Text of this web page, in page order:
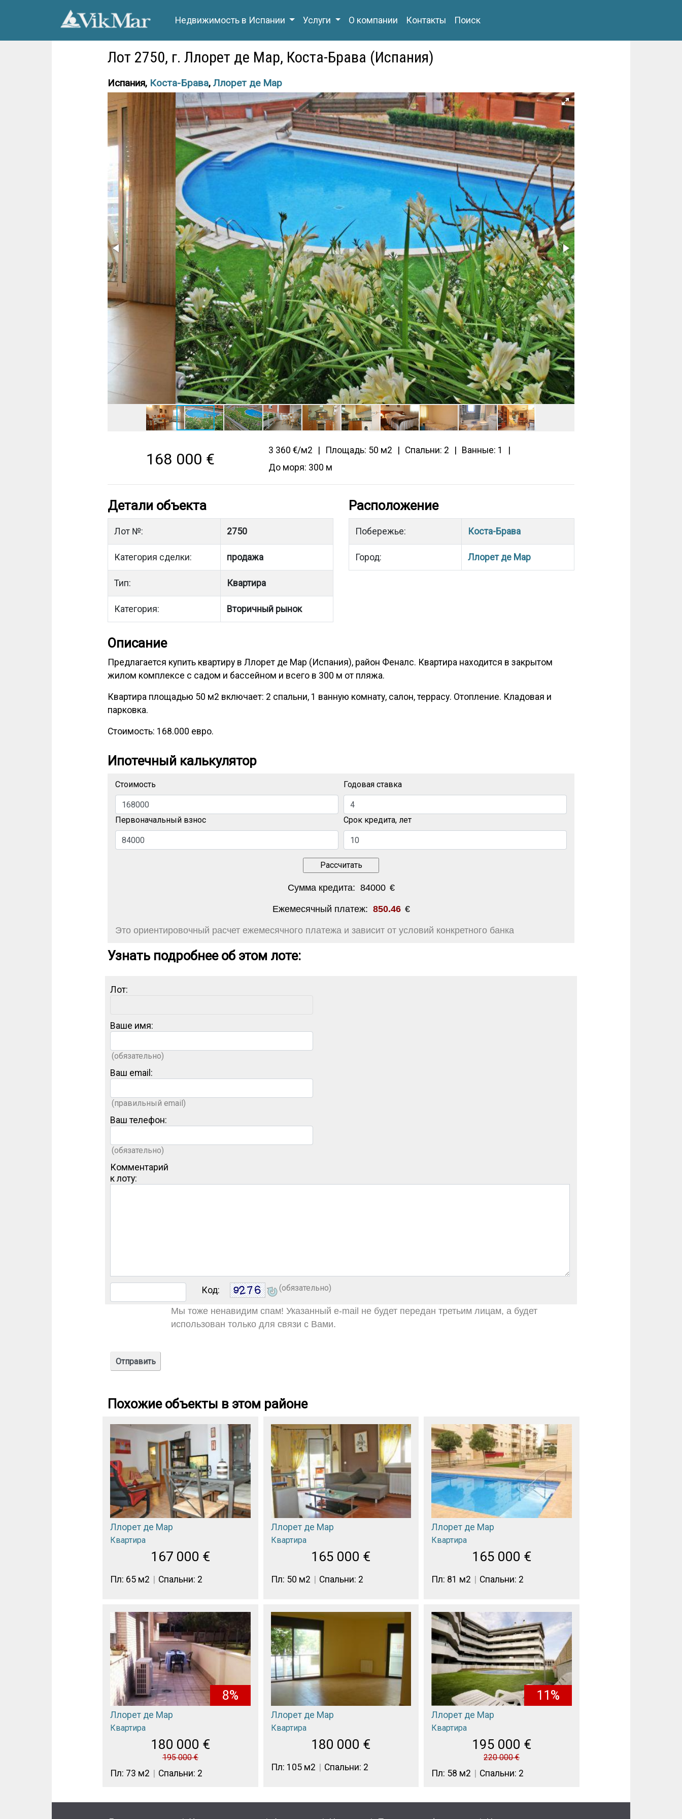
Недвижимость в Испании Услуги О компании Контакты Поиск
Лот 2750, г. Ллорет де Мар, Коста-Брава (Испания)
Испания, Коста-Брава, Ллорет де Мар
168 000 € 3 360 €/м2 Площадь: 50 м2 Спальни: 2
Ванные: 1
До моря: 300 м
Детали объекта
Лот №: 2750
Категория сделки: продажа
Тип: Квартира
Категория: Вторичный рынок
Расположение
Побережье: Коста-Брава
Город: Ллорет де Мар
Описание
Предлагается купить квартиру в Ллорет де Мар (Испания), район Феналс. Квартира находится в закрытом
жилом комплексе с садом и бассейном и всего в 300 м от пляжа.
Квартира площадью 50 м2 включает: 2 спальни, 1 ванную комнату, салон, террасу. Отопление. Кладовая и
парковка.
Стоимость: 168.000 евро.
Ипотечный калькулятор
Стоимость
Первоначальный взнос
Годовая ставка
Срок кредита, лет
Сумма кредита: 84000 €
Ежемесячный платеж: 850.46 €
Это ориентировочный расчет ежемесячного платежа и зависит от условий конкретного банка
Узнать подробнее об этом лоте:
Лот:
Ваше имя:
(обязательно)
Ваш email:
(правильный email)
Ваш телефон:
(обязательно)
Комментарий
к лоту:
Код: (обязательно)
Мы тоже ненавидим спам! Указанный e-mail не будет передан третьим лицам, а будет
использован только для связи с Вами.
Похожие объекты в этом районе
Ллорет де Мар
Квартира
167 000 €
Пл: 65 м2 Спальни: 2
Ллорет де Мар
Квартира
165 000 €
Пл: 50 м2 Спальни: 2
Ллорет де Мар
Квартира
165 000 €
Пл: 81 м2 Спальни: 2
8%
Ллорет де Мар
Квартира
180 000 €
195 000€
Пл: 73 м2 Спальни: 2
Ллорет де Мар
Квартира
180 000 €
Пл: 105 м2 Спальни: 2
11%
Ллорет де Мар
Квартира
195 000 €
220 000€
Пл: 58 м2 Спальни: 2